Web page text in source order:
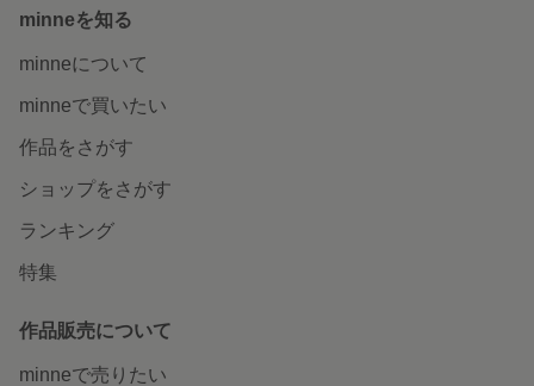
minneを知る
minneについて
minneで買いたい
作品をさがす
ショップをさがす
ランキング
特集
作品販売について
minneで売りたい